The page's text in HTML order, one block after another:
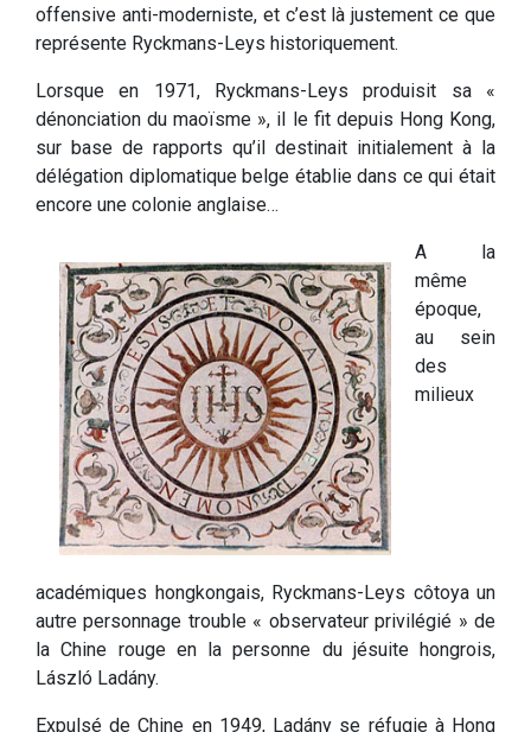
offensive anti-moderniste, et c’est là justement ce que
représente Ryckmans-Leys historiquement.
Lorsque en 1971, Ryckmans-Leys produisit sa «
dénonciation du maoïsme », il le fit depuis Hong Kong,
sur base de rapports qu’il destinait initialement à la
délégation diplomatique belge établie dans ce qui était
encore une colonie anglaise…
A la
même
époque,
au sein
des
milieux
académiques hongkongais, Ryckmans-Leys côtoya un
autre personnage trouble « observateur privilégié » de
la Chine rouge en la personne du jésuite hongrois,
László Ladány.
Expulsé de Chine en 1949, Ladány se réfugie à Hong